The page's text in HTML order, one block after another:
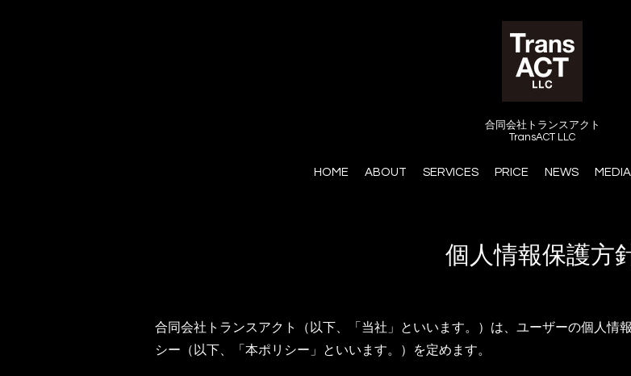
合同会社トランスアクト
TransACT LLC
HOME ABOUT SERVICES PRICE NEWS MEDIA
個人情報保護方
合同会社トランスアクト（以下、「当社」といいます。）は、ユーザーの個人情
シー（以下、「本ポリシー」といいます。）を定めます。